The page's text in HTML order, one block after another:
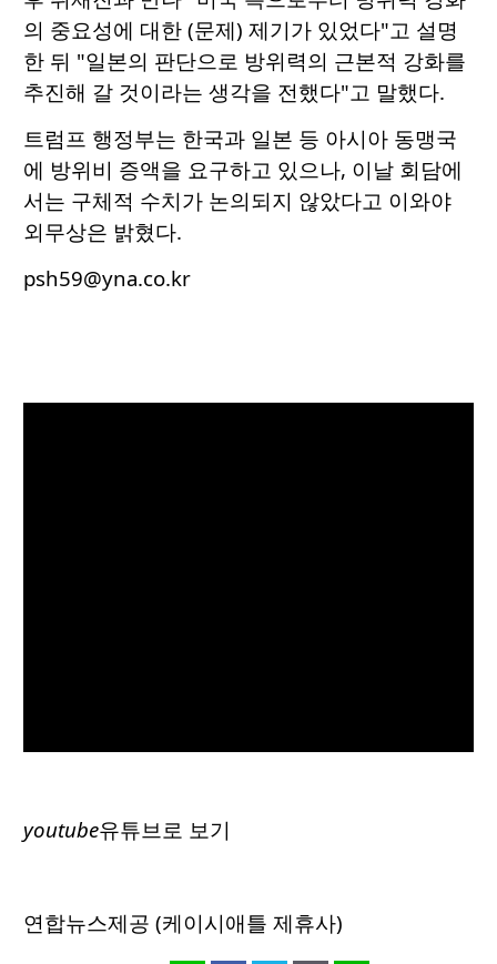
의 중요성에 대한 (문제) 제기가 있었다"고 설명
한 뒤 "일본의 판단으로 방위력의 근본적 강화를
추진해 갈 것이라는 생각을 전했다"고 말했다.
트럼프 행정부는 한국과 일본 등 아시아 동맹국
에 방위비 증액을 요구하고 있으나, 이날 회담에
서는 구체적 수치가 논의되지 않았다고 이와야
외무상은 밝혔다.
psh59@yna.co.kr
youtube유튜브로 보기
연합뉴스제공 (케이시애틀 제휴사)